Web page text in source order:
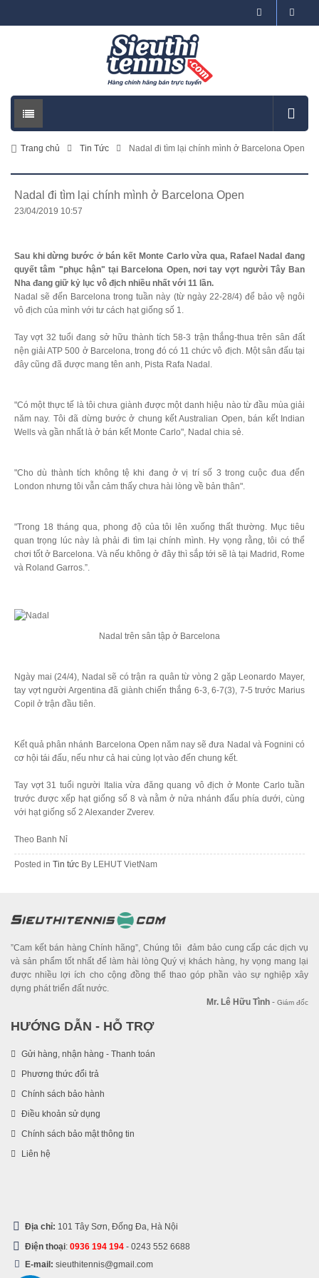
Trang chủ Tin Tức Nadal đi tìm lại chính mình ở Barcelona Open
Nadal đi tìm lại chính mình ở Barcelona Open
23/04/2019 10:57
Sau khi dừng bước ở bán kết Monte Carlo vừa qua, Rafael Nadal đang
quyết tâm "phục hận" tại Barcelona Open, nơi tay vợt người Tây Ban
Nha đang giữ kỷ lục vô địch nhiều nhất với 11 lần.
Nadal sẽ đến Barcelona trong tuần này (từ ngày 22-28/4) để bảo vệ ngôi
vô địch của mình với tư cách hạt giống số 1.
Tay vợt 32 tuổi đang sở hữu thành tích 58-3 trận thắng-thua trên sân đất
nện giải ATP 500 ở Barcelona, trong đó có 11 chức vô địch. Một sân đấu tại
đây cũng đã được mang tên anh, Pista Rafa Nadal.
"Có một thực tế là tôi chưa giành được một danh hiệu nào từ đầu mùa giải
năm nay. Tôi đã dừng bước ở chung kết Australian Open, bán kết Indian
Wells và gần nhất là ở bán kết Monte Carlo", Nadal chia sẻ.
"Cho dù thành tích không tệ khi đang ở vị trí số 3 trong cuộc đua đến
London nhưng tôi vẫn cảm thấy chưa hài lòng về bản thân".
"Trong 18 tháng qua, phong độ của tôi lên xuống thất thường. Mục tiêu
quan trọng lúc này là phải đi tìm lại chính mình. Hy vọng rằng, tôi có thể
chơi tốt ở Barcelona. Và nếu không ở đây thì sắp tới sẽ là tại Madrid, Rome
và Roland Garros.”.
Nadal trên sân tập ở Barcelona
Ngày mai (24/4), Nadal sẽ có trận ra quân từ vòng 2 gặp Leonardo Mayer,
tay vợt người Argentina đã giành chiến thắng 6-3, 6-7(3), 7-5 trước Marius
Copil ở trận đầu tiên.
Kết quả phân nhánh Barcelona Open năm nay sẽ đưa Nadal và Fognini có
cơ hội tái đấu, nếu như cả hai cùng lọt vào đến chung kết.
Tay vợt 31 tuổi người Italia vừa đăng quang vô địch ở Monte Carlo tuần
trước được xếp hạt giống số 8 và nằm ở nửa nhánh đấu phía dưới, cùng
với hạt giống số 2 Alexander Zverev.
Theo Banh Nỉ
Posted in Tin tức By LEHUT VietNam
”Cam kết bán hàng Chính hãng”, Chúng tôi đảm bảo cung cấp các dịch vụ
và sản phẩm tốt nhất để làm hài lòng Quý vị khách hàng, hy vọng mang lại
được nhiều lợi ích cho cộng đồng thể thao góp phần vào sự nghiệp xây
dựng phát triển đất nước.
Mr. Lê Hữu Tình - Giám đốc
HƯỚNG DẪN - HỖ TRỢ
Gửi hàng, nhận hàng - Thanh toán
Phương thức đổi trả
Chính sách bảo hành
Điều khoản sử dụng
Chính sách bảo mật thông tin
Liên hệ
Địa chỉ: 101 Tây Sơn, Đống Đa, Hà Nội
Điện thoại: 0936 194 194 - 0243 552 6688
E-mail: sieuthitennis@gmail.com